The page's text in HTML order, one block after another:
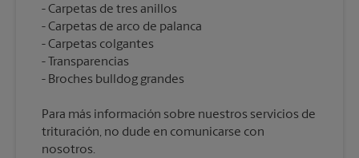
Carpetas de tres anillos
Carpetas de arco de palanca
Carpetas colgantes
Transparencias
Para más información sobre nuestros servicios de
trituración, no dude en comunicarse con
nosotros.